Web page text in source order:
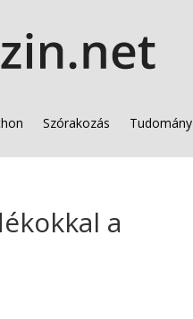
Szórakozás Tudomány
a